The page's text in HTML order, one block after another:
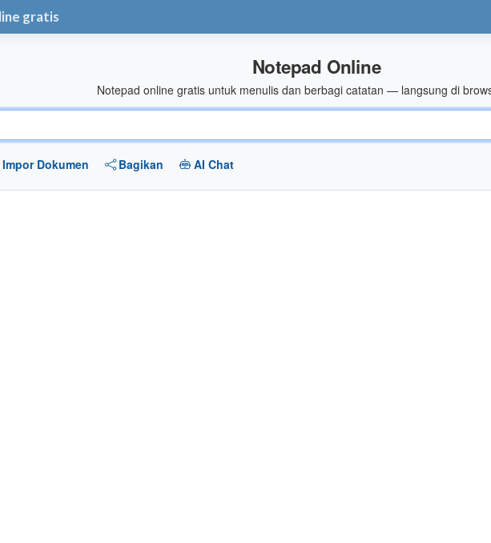
gratis
Notepad Online
Notepad online gratis untuk menulis dan berbagi catatan — langsung di
Impor Dokumen Bagikan AI Chat